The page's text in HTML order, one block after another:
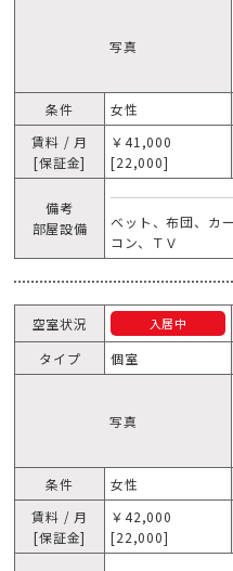
写真
条件 女性
賃料 / 月
[保証金]
￥41,000
[22,000]
備考
部屋設備
ベット、布団、カ
コン、ＴＶ
空室状況 入居中
タイプ
個室
写真
条件 女性
賃料 / 月
[保証金]
￥42,000
[22,000]